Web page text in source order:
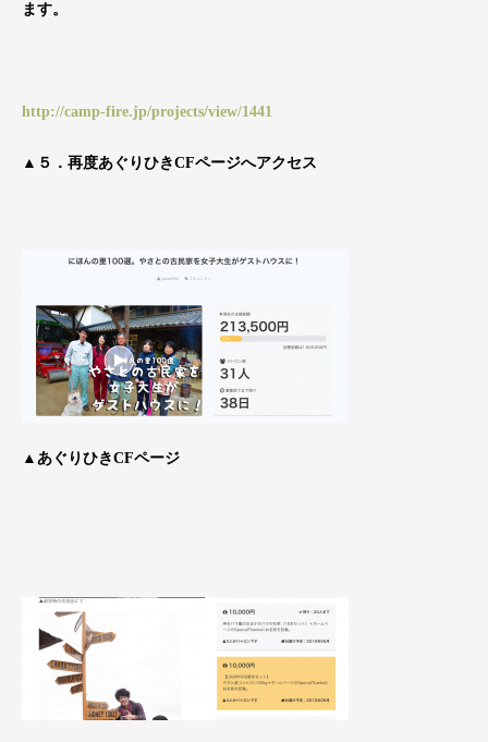
ます。
http://camp-fire.jp/projects/view/1441
▲５．再度あぐりひきCFページへアクセス
▲あぐりひきCFページ